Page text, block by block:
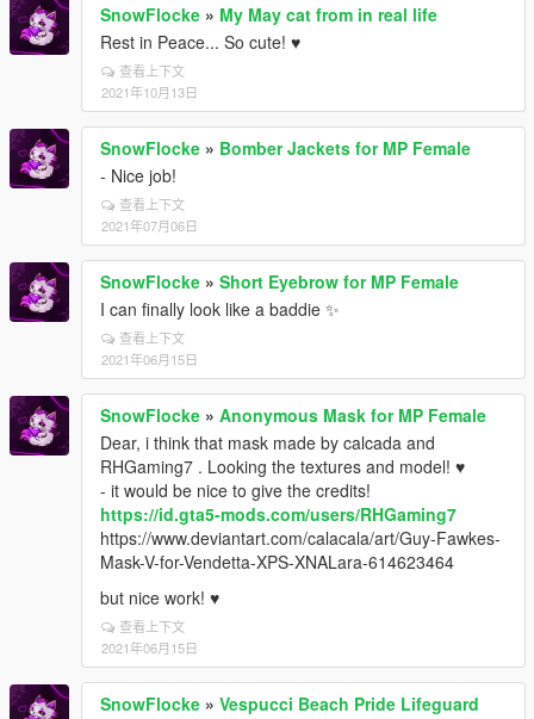
SnowFlocke » My May cat from in real life
Rest in Peace... So cute! ♥
查看上下文
2021年10月13日
SnowFlocke » Bomber Jackets for MP Female
- Nice job!
查看上下文
2021年07月06日
SnowFlocke » Short Eyebrow for MP Female
I can finally look like a baddie ✨
查看上下文
2021年06月15日
SnowFlocke » Anonymous Mask for MP Female
Dear, i think that mask made by calcada and
RHGaming7 . Looking the textures and model! ♥
- it would be nice to give the credits!
https://id.gta5-mods.com/users/RHGaming7
https://www.deviantart.com/calacala/art/Guy-Fawkes-
Mask-V-for-Vendetta-XPS-XNALara-614623464
but nice work! ♥
查看上下文
2021年06月15日
SnowFlocke » Vespucci Beach Pride Lifeguard